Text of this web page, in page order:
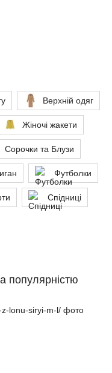
Верхній одяг
Жіночі жакети
Сорочки та Блузи
Футболки
Спідниці
популярністю